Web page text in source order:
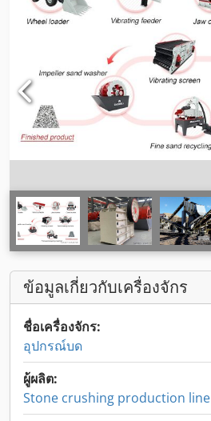
ข้อมูลเกี่ยวกับเครื่องจักร
ชื่อเครื่องจักร:
อุปกรณ์บด
ผู้ผลิต:
Stone crushing production line